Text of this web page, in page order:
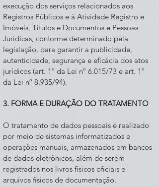
execução dos serviços relacionados aos
Registros Públicos e à Atividade Registro e
Imóveis, Títulos e Documentos e Pessoas
Jurídicas, conforme determinado pela
legislação, para garantir a publicidade,
autenticidade, segurança e eficácia dos atos
jurídicos (art. 1º da Lei nº 6.015/73 e art. 1º
da Lei nº 8.935/94).
3. FORMA E DURAÇÃO DO TRATAMENTO
O tratamento de dados pessoais é realizado
por meio de sistemas informatizados e
operações manuais, armazenados em bancos
de dados eletrônicos, além de serem
registrados nos livros físicos oficiais e
arquivos físicos de documentação.